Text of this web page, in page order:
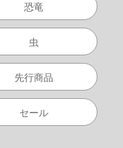
恐竜
虫
先行商品
セール